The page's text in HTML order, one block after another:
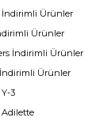
İndirimli Ürünler
Ürünler
İndirimli Ürünler
Ürünler
3
Adilette